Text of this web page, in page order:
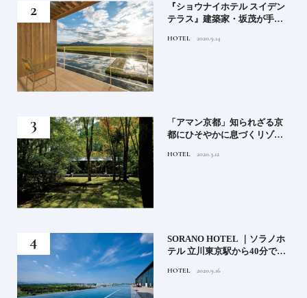
『ショウナイホテル スイデン
テラス』建築家・坂茂が手掛
シンボル
HOTEL 2020.9.14
「アマン京都」知られざる京
都にひそやかに息づくリゾー
HOTEL 2020.3.12
SORANO HOTEL ｜ソラノホ
テル 立川東京駅から40分で行
HOTEL 2020.9.16